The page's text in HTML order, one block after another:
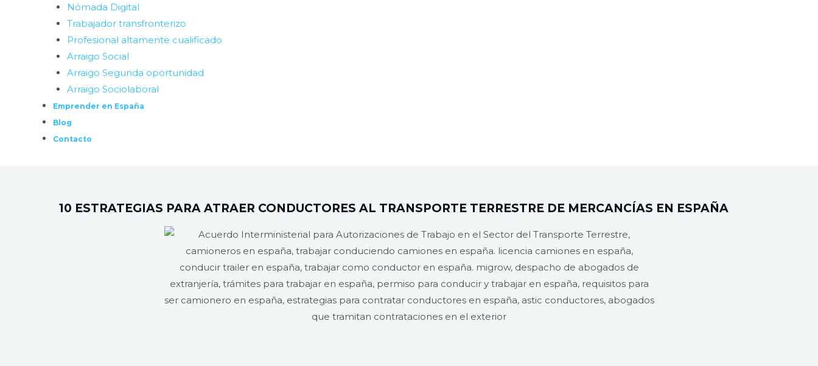
Nómada Digital
Trabajador transfronterizo
Profesional altamente cualificado
Arraigo Social
Arraigo Segunda oportunidad
Arraigo Sociolaboral
Emprender en España
Blog
Contacto
10 ESTRATEGIAS PARA ATRAER CONDUCTORES AL TRANSPORTE TERRESTRE DE MERCANCÍAS EN ESPAÑA